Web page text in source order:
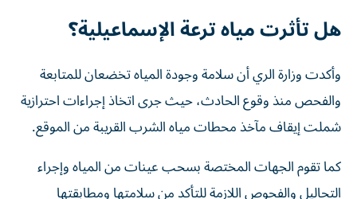
هل تأثرت مياه ترعة الإسماعيلية؟
وأكدت وزارة الري أن سلامة وجودة المياه تخضعان للمتابعة
والفحص منذ وقوع الحادث، حيث جرى اتخاذ إجراءات احترازية
شملت إيقاف مآخذ محطات مياه الشرب القريبة من الموقع.
كما تقوم الجهات المختصة بسحب عينات من المياه وإجراء